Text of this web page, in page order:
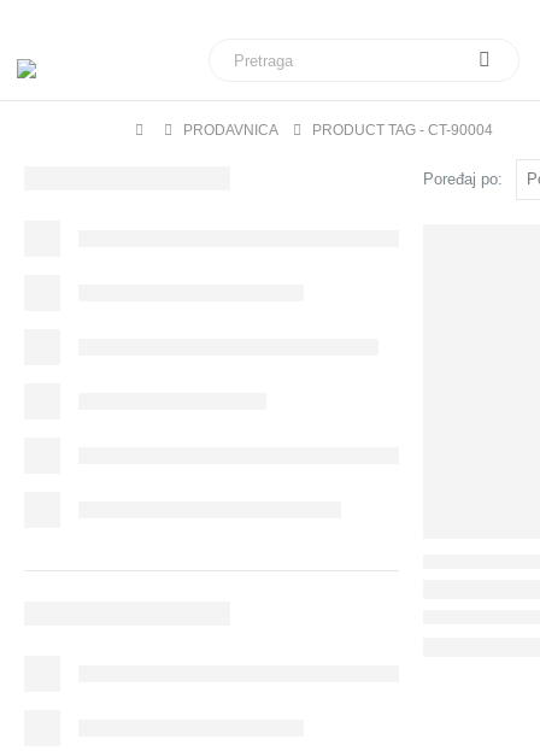
PRODAVNICA PRODUCT TAG - CT-90004
Poređaj po: